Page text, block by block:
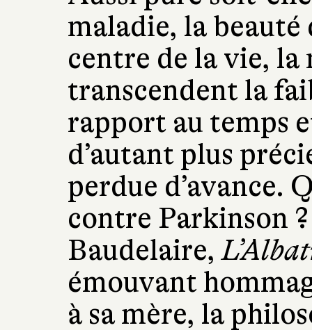
maladie, la
centre de la vie, la
transcendent la
rapport au temps
d’autant plus
perdue d’avance.
contre Parkinson
Baudelaire,
émouvant
à sa mère, la